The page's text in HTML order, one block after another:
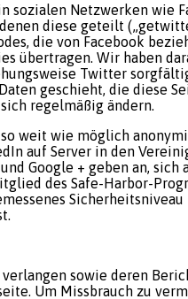
sozialen Netzwerken wie
diese geteilt
die von Facebook
übertragen. Wir haben
Twitter
geschieht, die diese
regelmäßig ändern.
weit wie möglich
auf Server in den
Google + geben an, sich
des Safe-Harbor-
sowie deren
Um Missbrauch zu